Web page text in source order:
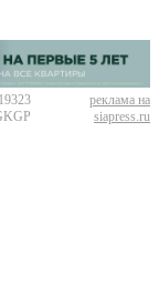
реклама на
siapress.ru